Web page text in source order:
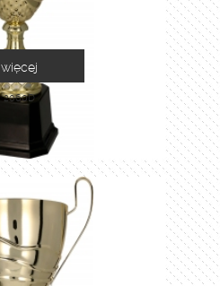
2060D
więcej